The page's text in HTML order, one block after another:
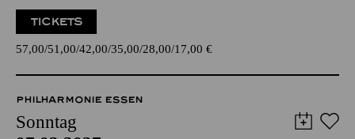
Dramma giocoso in zwei Akten von Gioacchino Rossini
Libretto von Jacopo Ferretti
57,00 51,00 42,00 35,00